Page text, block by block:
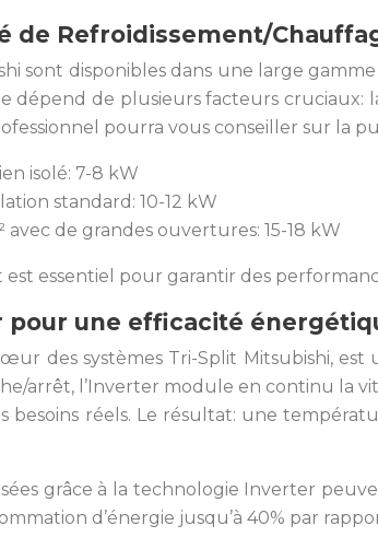
de Refroidissement/
sont disponibles dans une large
dépend de plusieurs facteurs cruciaux:
pourra vous conseiller sur la
isolé: 7-8 kW
standard: 10-12 kW
avec de grandes ouvertures: 15-18 kW
essentiel pour garantir des
une efficacité
des systèmes Tri-Split Mitsubishi,
arrêt, l’Inverter module en continu la
besoins réels. Le résultat: une
grâce à la technologie Inverter
d’énergie jusqu’à 40% par